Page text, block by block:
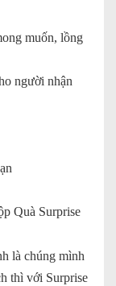
muốn, lồng
người nhận
Quà Surprise
là chúng mình
thì với Surprise